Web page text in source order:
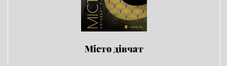
Місто дівчат